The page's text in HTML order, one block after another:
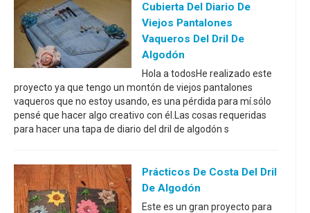
Cubierta Del Diario De
Viejos Pantalones
Vaqueros Del Dril De
Algodón
Hola a todosHe realizado este
proyecto ya que tengo un montón de viejos pantalones
vaqueros que no estoy usando, es una pérdida para mí.sólo
pensé que hacer algo creativo con él.Las cosas requeridas
para hacer una tapa de diario del dril de algodón s
Prácticos De Costa Del Dril
De Algodón
Este es un gran proyecto para